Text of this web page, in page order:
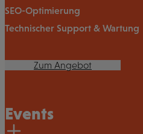
SEO-Optimierung
Technischer Support & Wartung
Zum Angebot
Events